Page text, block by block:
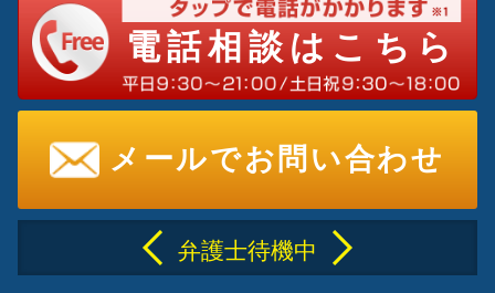
電話相談はこちら
メールでお問い合わせ
弁護士待機中